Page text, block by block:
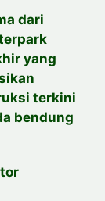
dari
yang
terkini
bendung